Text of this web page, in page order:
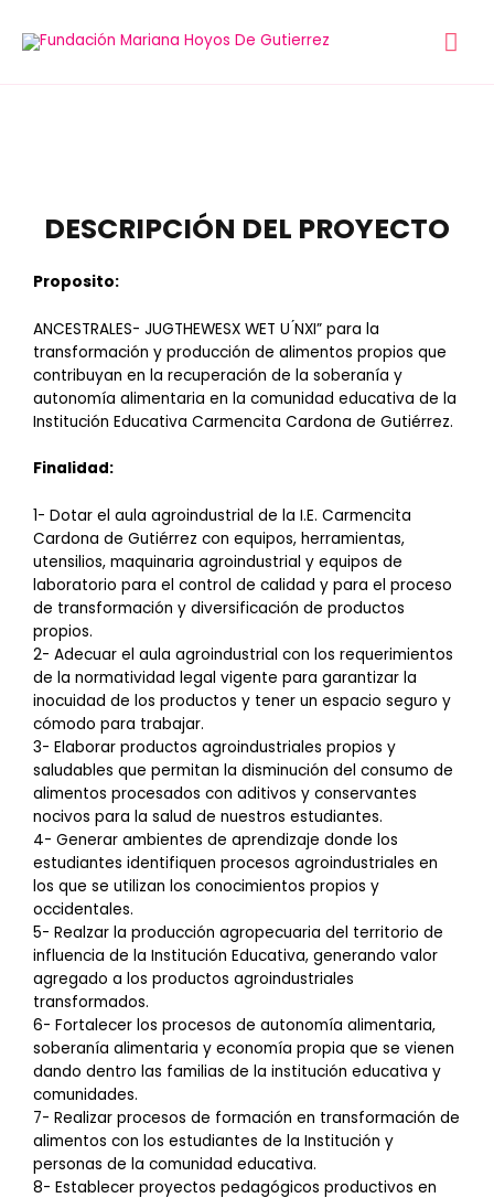
DESCRIPCIÓN DEL PROYECTO
Proposito:
ANCESTRALES- JUGTHEWESX WET U ́NXI” para la
transformación y producción de alimentos propios que
contribuyan en la recuperación de la soberanía y
autonomía alimentaria en la comunidad educativa de la
Institución Educativa Carmencita Cardona de Gutiérrez.
Finalidad:
1- Dotar el aula agroindustrial de la I.E. Carmencita
Cardona de Gutiérrez con equipos, herramientas,
utensilios, maquinaria agroindustrial y equipos de
laboratorio para el control de calidad y para el proceso
de transformación y diversificación de productos
propios.
2- Adecuar el aula agroindustrial con los requerimientos
de la normatividad legal vigente para garantizar la
inocuidad de los productos y tener un espacio seguro y
cómodo para trabajar.
3- Elaborar productos agroindustriales propios y
saludables que permitan la disminución del consumo de
alimentos procesados con aditivos y conservantes
nocivos para la salud de nuestros estudiantes.
4- Generar ambientes de aprendizaje donde los
estudiantes identifiquen procesos agroindustriales en
los que se utilizan los conocimientos propios y
occidentales.
5- Realzar la producción agropecuaria del territorio de
influencia de la Institución Educativa, generando valor
agregado a los productos agroindustriales
transformados.
6- Fortalecer los procesos de autonomía alimentaria,
soberanía alimentaria y economía propia que se vienen
dando dentro las familias de la institución educativa y
comunidades.
7- Realizar procesos de formación en transformación de
alimentos con los estudiantes de la Institución y
personas de la comunidad educativa.
8- Establecer proyectos pedagógicos productivos en